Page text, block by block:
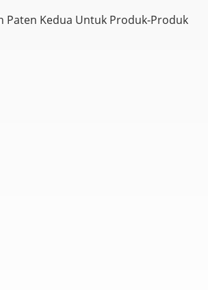
Paten Kedua Untuk Produk-Produk